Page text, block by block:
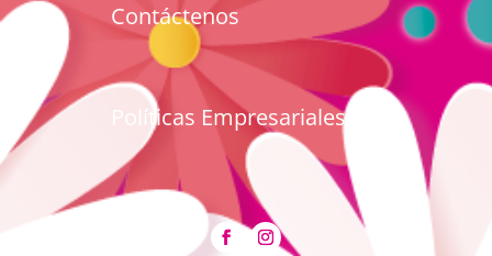
Contáctenos
Políticas Empresariales